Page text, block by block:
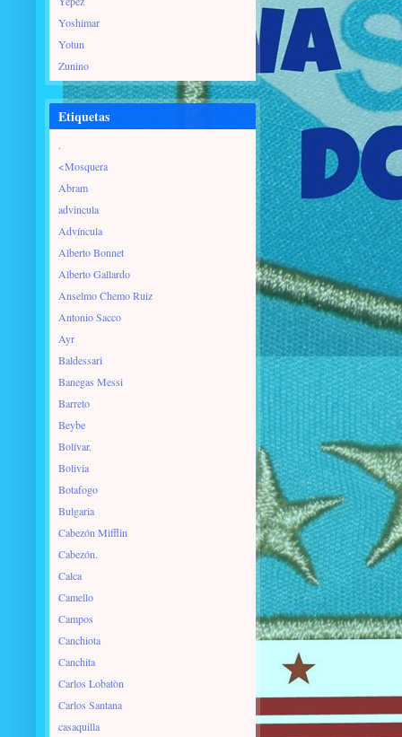
Yoshimar
Yotun
Zunino
Etiquetas
.
<Mosquera
Abram
advincula
Advíncula
Alberto Bonnet
Alberto Gallardo
Anselmo Chemo Ruiz
Antonio Sacco
Ayr
Baldessari
Banegas Messi
Barreto
Beybe
Bolívar.
Bolivia
Botafogo
Bulgaria
Cabezón Mifflin
Cabezón.
Calca
Camello
Campos
Canchiota
Canchita
Carlos Lobatòn
Carlos Santana
casaquilla